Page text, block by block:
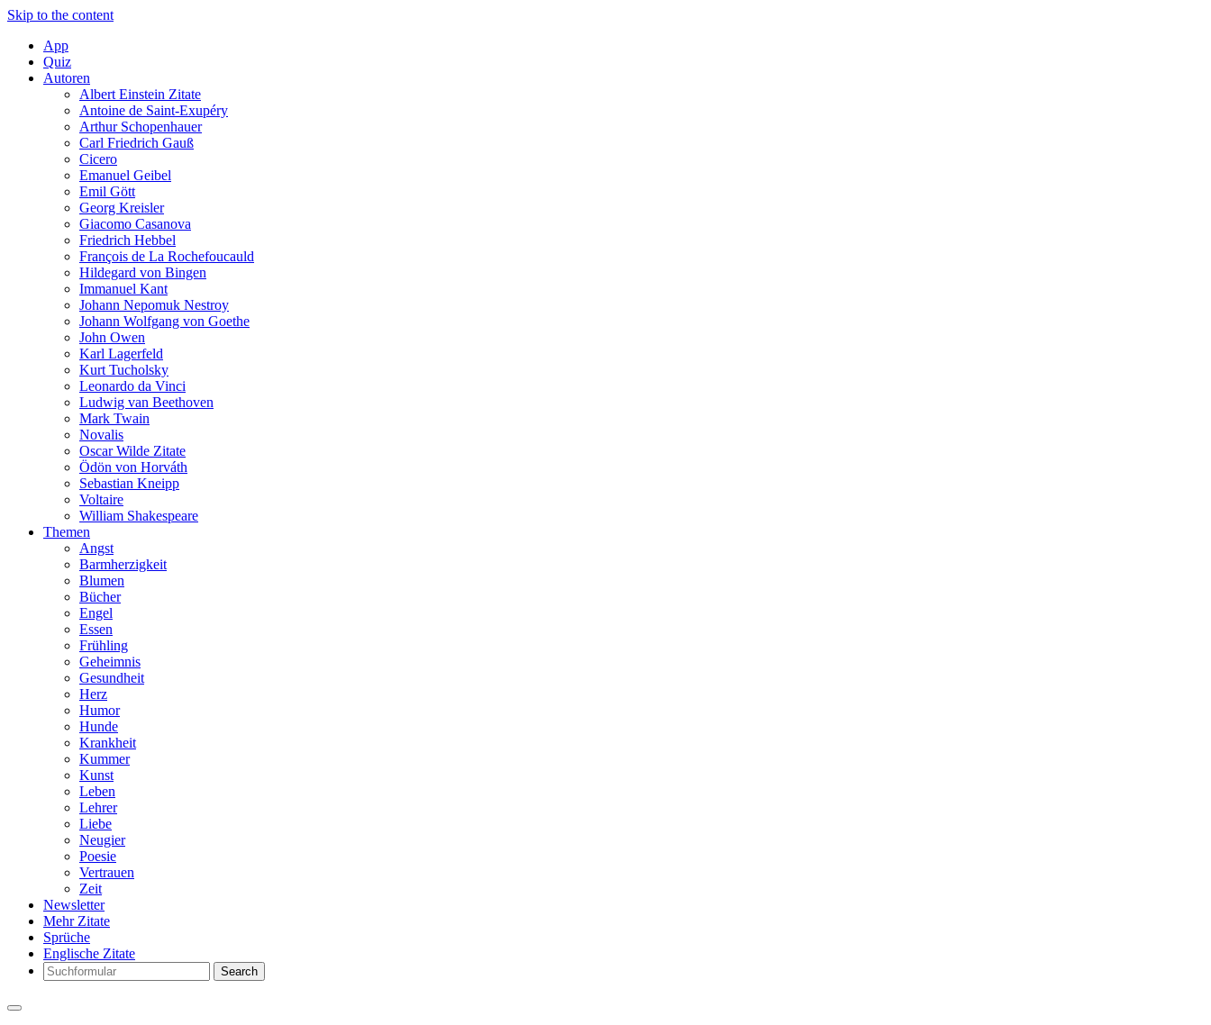
Skip to the content
App
Quiz
Autoren
Albert Einstein Zitate
Antoine de Saint-Exupéry
Arthur Schopenhauer
Carl Friedrich Gauß
Cicero
Emanuel Geibel
Emil Gött
Georg Kreisler
Giacomo Casanova
Friedrich Hebbel
François de La Rochefoucauld
Hildegard von Bingen
Immanuel Kant
Johann Nepomuk Nestroy
Johann Wolfgang von Goethe
John Owen
Karl Lagerfeld
Kurt Tucholsky
Leonardo da Vinci
Ludwig van Beethoven
Mark Twain
Novalis
Oscar Wilde Zitate
Ödön von Horváth
Sebastian Kneipp
Voltaire
William Shakespeare
Themen
Angst
Barmherzigkeit
Blumen
Bücher
Engel
Essen
Frühling
Geheimnis
Gesundheit
Herz
Humor
Hunde
Krankheit
Kummer
Kunst
Leben
Lehrer
Liebe
Neugier
Poesie
Vertrauen
Zeit
Newsletter
Mehr Zitate
Sprüche
Englische Zitate
Search